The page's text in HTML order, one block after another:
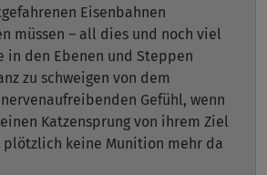
Eisenbahnen
müssen – all dies und noch viel
in den Ebenen und Steppen
zu schweigen von dem
Gefühl, wenn
Katzensprung von ihrem Ziel
keine Munition mehr da